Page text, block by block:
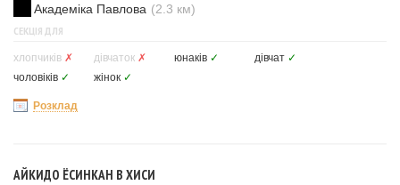
Академіка Павлова (2.3 км)
СЕКЦІЯ ДЛЯ
хлопчиків ✗ дівчаток ✗ юнаків ✓ дівчат ✓
чоловіків ✓ жінок ✓
Розклад
АЙКИДО ЁСИНКАН В ХИСИ